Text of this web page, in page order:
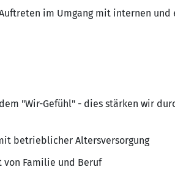
im Umgang mit internen und
"Wir-Gefühl" - dies stärken wir
betrieblicher Altersversorgung
von Familie und Beruf